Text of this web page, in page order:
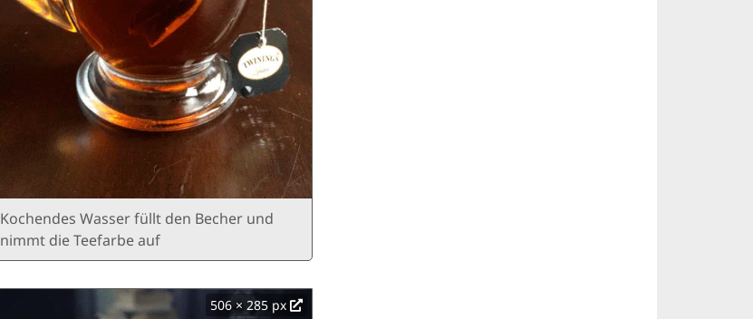
Kochendes Wasser füllt den Becher und
nimmt die Teefarbe auf
506 × 285 px